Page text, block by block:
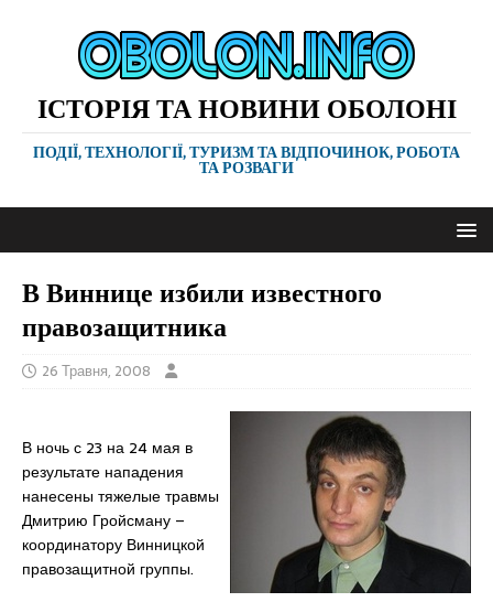
ІСТОРІЯ ТА НОВИНИ ОБОЛОНІ
ПОДІЇ, ТЕХНОЛОГІЇ, ТУРИЗМ ТА ВІДПОЧИНОК, РОБОТА
ТА РОЗВАГИ
В Виннице избили известного
правозащитника
26 Травня, 2008
В ночь с 23 на 24 мая в
результате нападения
нанесены тяжелые травмы
Дмитрию Гройсману –
координатору Винницкой
правозащитной группы.